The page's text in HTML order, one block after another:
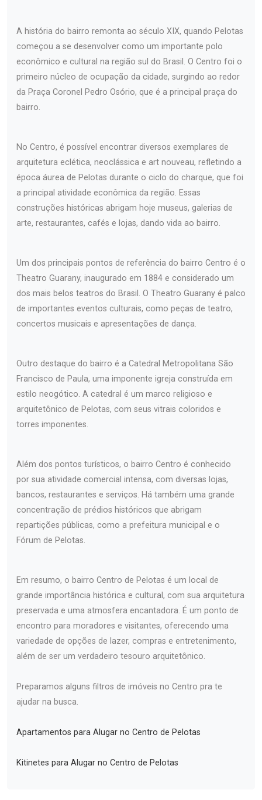
A história do bairro remonta ao século XIX, quando Pelotas
começou a se desenvolver como um importante polo
econômico e cultural na região sul do Brasil. O Centro foi o
primeiro núcleo de ocupação da cidade, surgindo ao redor
da Praça Coronel Pedro Osório, que é a principal praça do
bairro.
No Centro, é possível encontrar diversos exemplares de
arquitetura eclética, neoclássica e art nouveau, refletindo a
época áurea de Pelotas durante o ciclo do charque, que foi
a principal atividade econômica da região. Essas
construções históricas abrigam hoje museus, galerias de
arte, restaurantes, cafés e lojas, dando vida ao bairro.
Um dos principais pontos de referência do bairro Centro é o
Theatro Guarany, inaugurado em 1884 e considerado um
dos mais belos teatros do Brasil. O Theatro Guarany é palco
de importantes eventos culturais, como peças de teatro,
concertos musicais e apresentações de dança.
Outro destaque do bairro é a Catedral Metropolitana São
Francisco de Paula, uma imponente igreja construída em
estilo neogótico. A catedral é um marco religioso e
arquitetônico de Pelotas, com seus vitrais coloridos e
torres imponentes.
Além dos pontos turísticos, o bairro Centro é conhecido
por sua atividade comercial intensa, com diversas lojas,
bancos, restaurantes e serviços. Há também uma grande
concentração de prédios históricos que abrigam
repartições públicas, como a prefeitura municipal e o
Fórum de Pelotas.
Em resumo, o bairro Centro de Pelotas é um local de
grande importância histórica e cultural, com sua arquitetura
preservada e uma atmosfera encantadora. É um ponto de
encontro para moradores e visitantes, oferecendo uma
variedade de opções de lazer, compras e entretenimento,
além de ser um verdadeiro tesouro arquitetônico.
Preparamos alguns filtros de imóveis no Centro pra te
ajudar na busca.
Apartamentos para Alugar no Centro de Pelotas
Kitinetes para Alugar no Centro de Pelotas